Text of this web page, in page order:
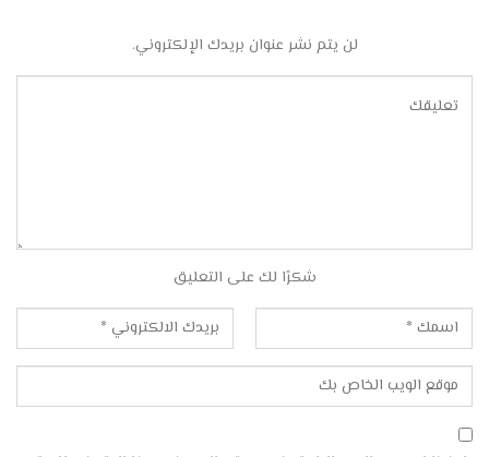
لن يتم نشر عنوان بريدك الإلكتروني.
شكرًا لك على التعليق